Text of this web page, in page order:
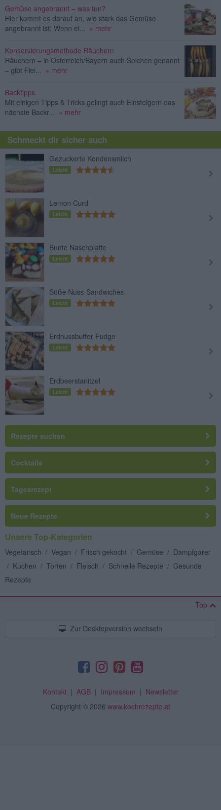
Gemüse angebrannt – was tun?
Hier kommt es darauf an, wie stark das Gemüse
angebrannt ist: Wenn ei... » mehr
Konservierungsmethode Räuchern
Räuchern – in Österreich/Bayern auch Selchen genannt
– gibt Flei... » mehr
Backtipps
Mit einigen Tipps & Tricks gelingt auch Einsteigern das
nächste Backr... » mehr
Schmeckt dir sicher auch
Gezuckerte Kondensmilch
Leicht
Lemon Curd
Leicht
Bunte Naschplatte
Leicht
Süße Nuss-Sandwiches
Leicht
Erdnussbutter Fudge
Leicht
Erdbeerstanitzel
Leicht
Rezepte suchen
Cocktails
Tagesrezept
Neue Rezepte
Unsere Top-Kategorien
Vegetarisch / Vegan / Frisch gekocht / Gemüse / Dampfgarer
/ Kuchen / Torten / Fleisch / Schnelle Rezepte / Gesunde
Rezepte
Top
Zur Desktopversion wechseln
Kontakt| AGB| Impressum | Newsletter
Copyright © 2026 www.kochrezepte.at